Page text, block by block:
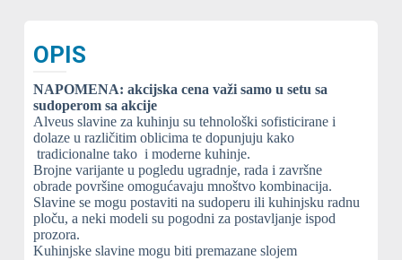
OPIS
NAPOMENA: akcijska cena važi samo u setu sa
sudoperom sa akcije
Alveus slavine za kuhinju su tehnološki sofisticirane i
dolaze u različitim oblicima te dopunjuju kako
tradicionalne tako i moderne kuhinje.
Brojne varijante u pogledu ugradnje, rada i završne
obrade površine omogućavaju mnoštvo kombinacija.
Slavine se mogu postaviti na sudoperu ili kuhinjsku radnu
ploču, a neki modeli su pogodni za postavljanje ispod
prozora.
Kuhinjske slavine mogu biti premazane slojem